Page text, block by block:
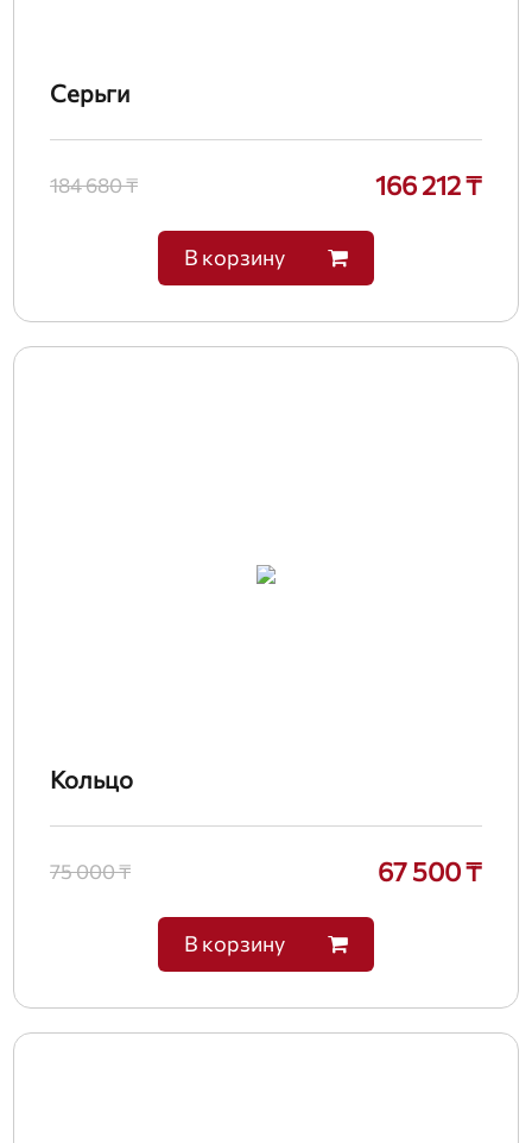
Серьги
184 680 ₸ 166 212 ₸
В корзину
Кольцо
75 000 ₸ 67 500 ₸
В корзину